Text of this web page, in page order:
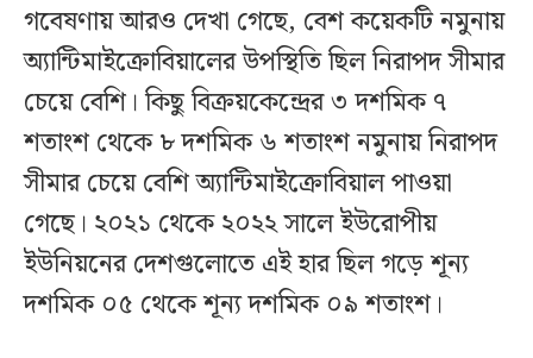
গবেষণায় আরও দেখা গেছে, বেশ কয়েকটি নমুনায়
অ্যান্টিমাইক্রোবিয়ালের উপস্থিতি ছিল নিরাপদ সীমার
চেয়ে বেশি। কিছু বিক্রয়কেন্দ্রের ৩ দশমিক ৭
শতাংশ থেকে ৮ দশমিক ৬ শতাংশ নমুনায় নিরাপদ
সীমার চেয়ে বেশি অ্যান্টিমাইক্রোবিয়াল পাওয়া
গেছে। ২০২১ থেকে ২০২২ সালে ইউরোপীয়
ইউনিয়নের দেশগুলোতে এই হার ছিল গড়ে শূন্য
দশমিক ০৫ থেকে শূন্য দশমিক ০৯ শতাংশ।